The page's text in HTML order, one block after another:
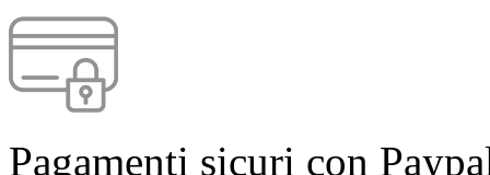
Pagamenti sicuri con